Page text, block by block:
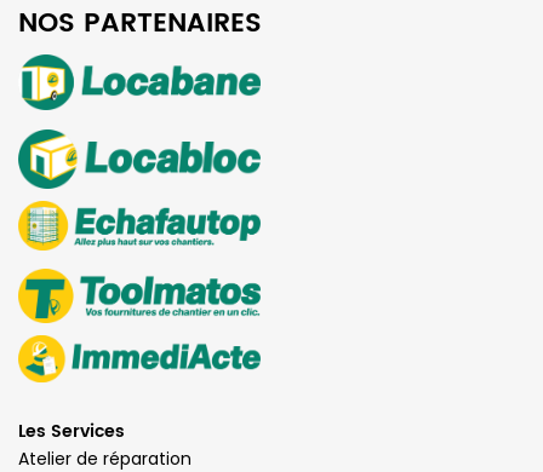
NOS PARTENAIRES
Les Services
Atelier de réparation